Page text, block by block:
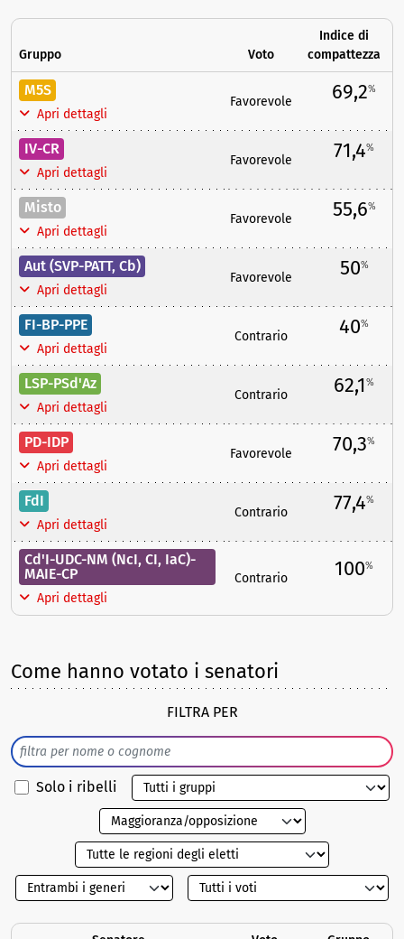
Gruppo Voto
Indice di
compattezza
M5S
Apri dettagli
Favorevole 69,2%
IV-CR
Apri dettagli
Favorevole 71,4%
Misto
Apri dettagli
Favorevole 55,6%
Aut (SVP-PATT, Cb)
Apri dettagli
Favorevole 50%
FI-BP-PPE
Apri dettagli
Contrario 40%
LSP-PSd'Az
Apri dettagli
Contrario 62,1%
PD-IDP
Apri dettagli
Favorevole 70,3%
FdI
Apri dettagli
Contrario 77,4%
Cd'I-UDC-NM (NcI, CI, IaC)-
MAIE-CP
Apri dettagli
Contrario 100%
Come hanno votato i senatori
FILTRA PER
Solo i ribelli